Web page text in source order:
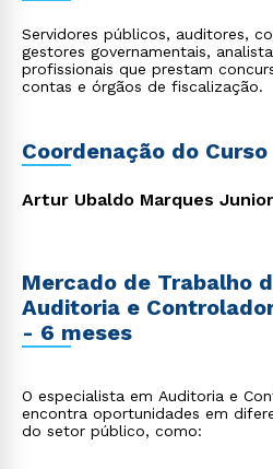
Servidores públicos, auditores,
gestores governamentais,
profissionais que prestam
contas e órgãos de fiscalização.
Coordenação do Curso
Artur Ubaldo Marques Junior
Mercado de Trabalho
Auditoria e
- 6 meses
O especialista em Auditoria e
encontra oportunidades em
do setor público, como: